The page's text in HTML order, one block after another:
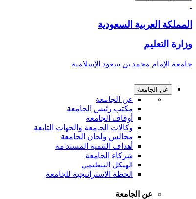
المملكة العربية السعودية
وزارة التعليم
جامعة الإمام محمد بن سعود الإسلامية
عن الجامعة
عن الجامعة
مكتب رئيس الجامعة
أوقاف الجامعة
وكالات الجامعة والجهات التابعة
مجالس ولجان الجامعة
أهداف التنمية المستدامة
شركاء الجامعة
الهيكل التنظيمي
الخطة الاستراتيجية للجامعة
عن الجامعة